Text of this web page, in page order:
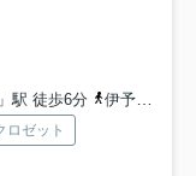
駅 徒歩6分
伊予鉄道環状線(ＪＲ松山駅経由)「赤十字病院前」駅 徒歩10分
ロゼット